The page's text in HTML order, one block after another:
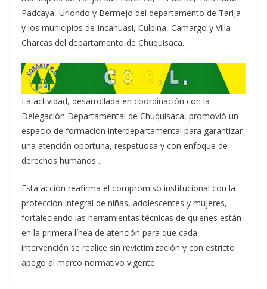
Padcaya, Uriondo y Bermejo del departamento de Tarija
y los municipios de Incahuasi, Culpina, Camargo y Villa
Charcas del departamento de Chuquisaca.
La actividad, desarrollada en coordinación con la
Delegación Departamental de Chuquisaca, promovió un
espacio de formación interdepartamental para garantizar
una atención oportuna, respetuosa y con enfoque de
derechos humanos .
Esta acción reafirma el compromiso institucional con la
protección integral de niñas, adolescentes y mujeres,
fortaleciendo las herramientas técnicas de quienes están
en la primera línea de atención para que cada
intervención se realice sin revictimización y con estricto
apego al marco normativo vigente.